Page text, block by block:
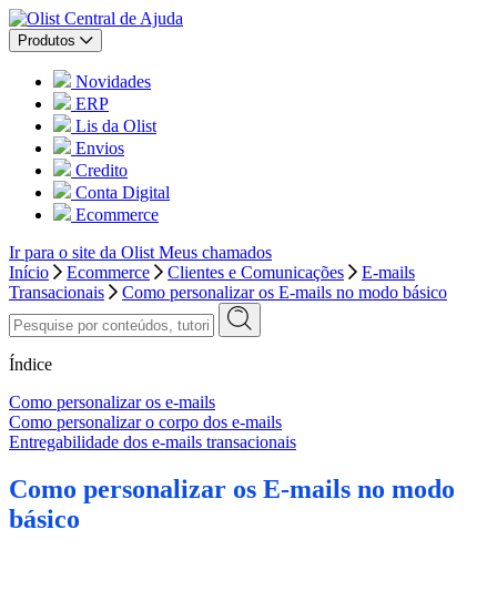
Central de Ajuda
Produtos
Novidades
ERP
Lis da Olist
Envios
Credito
Conta Digital
Ecommerce
Ir para o site da Olist Meus chamados
Início
Ecommerce Clientes e Comunicações
E-mails
Transacionais
Como personalizar os E-mails no modo básico
Índice
Como personalizar os e-mails
Como personalizar o corpo dos e-mails
Entregabilidade dos e-mails transacionais
Como personalizar os E-mails no modo
básico